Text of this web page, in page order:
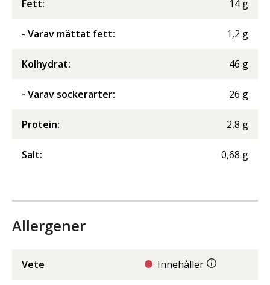
Fett: 14 g
- Varav mättat fett: 1,2 g
Kolhydrat: 46 g
- Varav sockerarter: 26 g
Protein: 2,8 g
Salt: 0,68 g
Allergener
Vete Innehåller